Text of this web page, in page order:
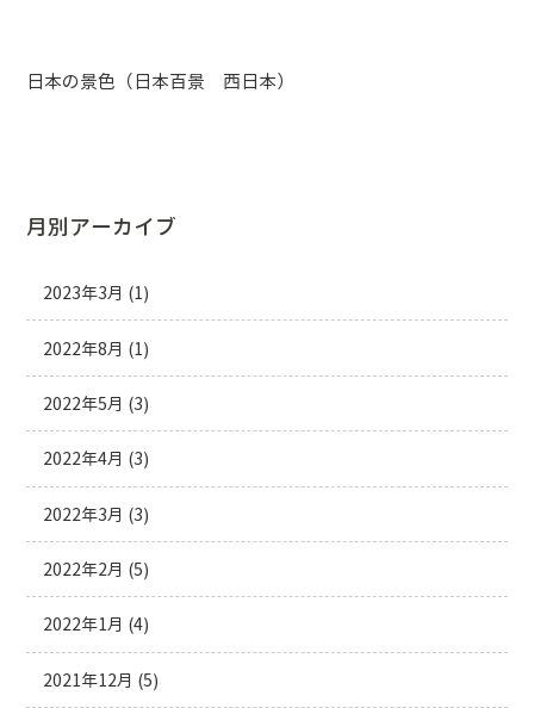
日本の景色（日本百景 西日本）
月別アーカイブ
2023年3月 (1)
2022年8月 (1)
2022年5月 (3)
2022年4月 (3)
2022年3月 (3)
2022年2月 (5)
2022年1月 (4)
2021年12月 (5)